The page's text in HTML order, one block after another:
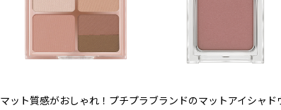
マット質感がおしゃれ！プチプラブランドのマットアイシャ